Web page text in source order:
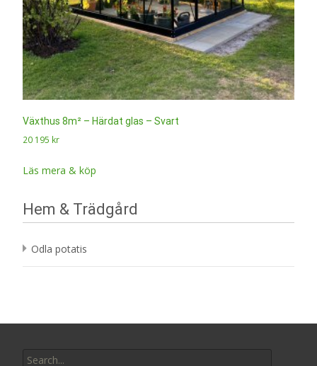
Växthus 8m² – Härdat glas – Svart
20 195 kr
Läs mera & köp
Hem & Trädgård
Odla potatis
for: